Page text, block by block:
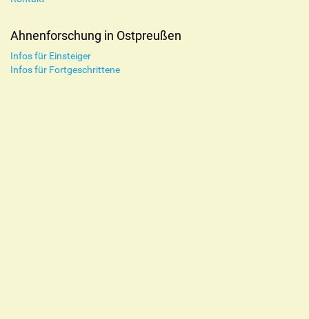
Ahnenforschung in Ostpreußen
Infos für Einsteiger
Infos für Fortgeschrittene